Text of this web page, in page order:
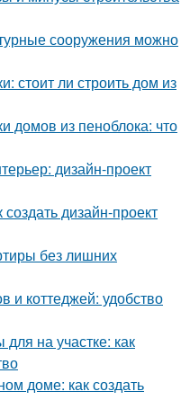
сооружения можно
стоит ли строить дом из
домов из пеноблока: что
дизайн-проект
дизайн-проект
без лишних
коттеджей: удобство
на участке: как
доме: как создать